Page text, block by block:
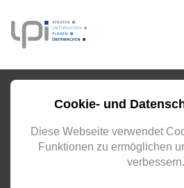
Cookie- und
Diese Webseite verwendet
Funktionen zu ermöglichen
verbessern.
ZUR
Inhalt